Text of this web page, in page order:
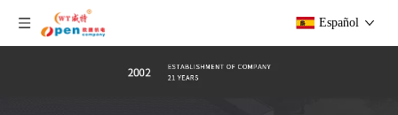
Español